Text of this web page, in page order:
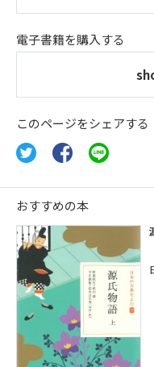
電子書籍を購入する
このページをシェアする
おすすめの本